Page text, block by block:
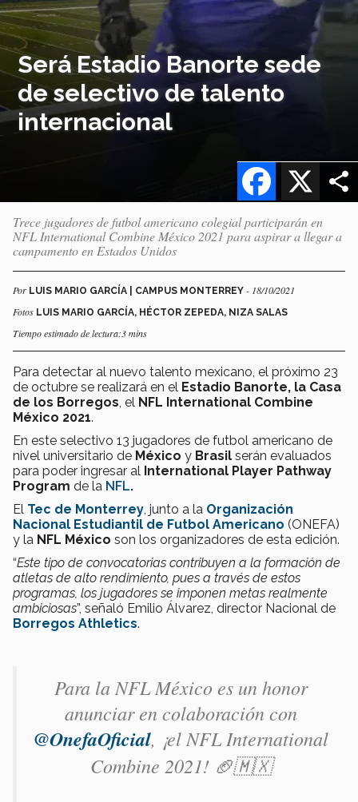
Será Estadio Banorte sede
de selectivo de talento
internacional
X
Facebook
Trece jugadores de futbol americano colegial participarán en
NFL International Combine México 2021 para aspirar a llegar a
campamento en Estados Unidos
Por LUIS MARIO GARCÍA | CAMPUS MONTERREY - 18/10/2021
Fotos LUIS MARIO GARCÍA, HÉCTOR ZEPEDA, NIZA SALAS
Tiempo estimado de lectura:3 mins
Para detectar al nuevo talento mexicano, el próximo 23
de octubre se realizará en el Estadio Banorte, la Casa
de los Borregos , el NFL International Combine
México 2021.
En este selectivo 13 jugadores de futbol americano de
nivel universitario de México y Brasil serán evaluados
para poder ingresar al International Player Pathway
Program de la NFL.
El Tec de Monterrey , junto a la Organización
Nacional Estudiantil de Futbol Americano (ONEFA)
y la NFL México son los organizadores de esta edición.
“Este tipo de convocatorias contribuyen a la formación de
atletas de alto rendimiento, pues a través de estos
programas, los jugadores se imponen metas realmente
ambiciosas”, señaló Emilio Álvarez, director Nacional de
Borregos Athletics.
Para la NFL México es un honor
anunciar en colaboración con
@OnefaOficial, ¡el NFL International
Combine 2021! 🏈🇲🇽